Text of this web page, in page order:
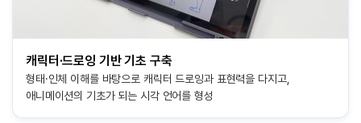
캐릭터·드로잉 기반 기초 구축
형태·인체 이해를 바탕으로 캐릭터 드로잉과 표현력을 다지고,
애니메이션의 기초가 되는 시각 언어를 형성